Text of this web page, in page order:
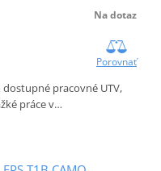
Na dotaz
Porovnať
pracovné UTV,
práce v…